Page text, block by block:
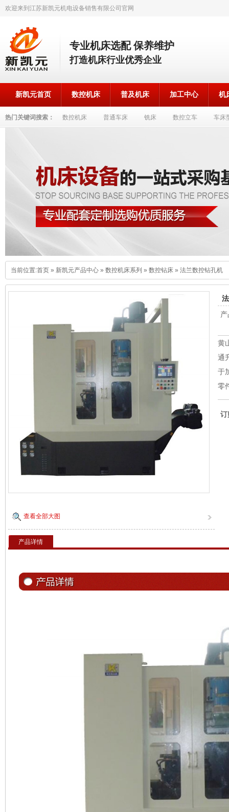
欢迎来到江苏新凯元机电设备销售有限公司官网
专业机床选配 保养维护
打造机床行业优秀企业
新凯元首页 数控机床 普及机床 加工中心 机
热门关键词搜索： 数控机床 普通车床 铣床 数控立车 车床
当前位置:首页 » 新凯元产品中心 » 数控机床系列 » 数控钻床 » 法兰数控钻孔机
查看全部大图
黄
通
于
零
订
产品详情